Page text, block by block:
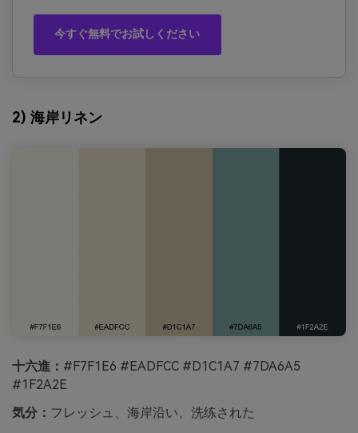
今すぐ無料でお試しください
2) 海岸リネン
十六進： #F7F1E6 #EADFCC #D1C1A7 #7DA6A5
#1F2A2E
気分： フレッシュ、海岸沿い、洗练された